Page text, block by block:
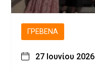
ΓΡΕΒΕΝΆ
27 Ιουνίου 2026